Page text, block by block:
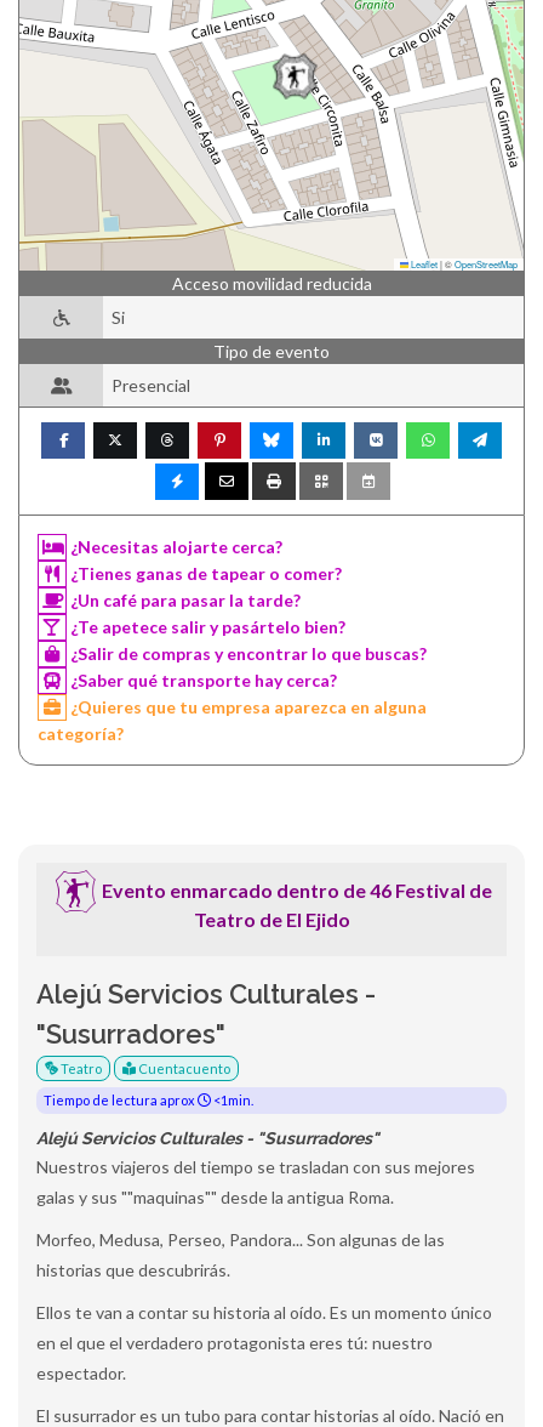
Leaflet|©OpenStreetMap
Acceso movilidad reducida
Si
Tipo de evento
Presencial
¿Necesitas alojarte cerca?
¿Tienes ganas de tapear o comer?
¿Un café para pasar la tarde?
¿Te apetece salir y pasártelo bien?
¿Salir de compras y encontrar lo que buscas?
¿Saber qué transporte hay cerca?
¿Quieres que tu empresa aparezca en alguna
categoría?
Evento enmarcado dentro de 46 Festival de
Teatro de El Ejido
Alejú Servicios Culturales -
"Susurradores"
Teatro
Cuentacuento
Tiempo de lectura aprox
<1min.
Alejú Servicios Culturales - "Susurradores"
Nuestros viajeros del tiempo se trasladan con sus mejores
galas y sus ""maquinas"" desde la antigua Roma.
Morfeo, Medusa, Perseo, Pandora... Son algunas de las
historias que descubrirás.
Ellos te van a contar su historia al oído. Es un momento único
en el que el verdadero protagonista eres tú: nuestro
espectador.
El susurrador es un tubo para contar historias al oído. Nació en